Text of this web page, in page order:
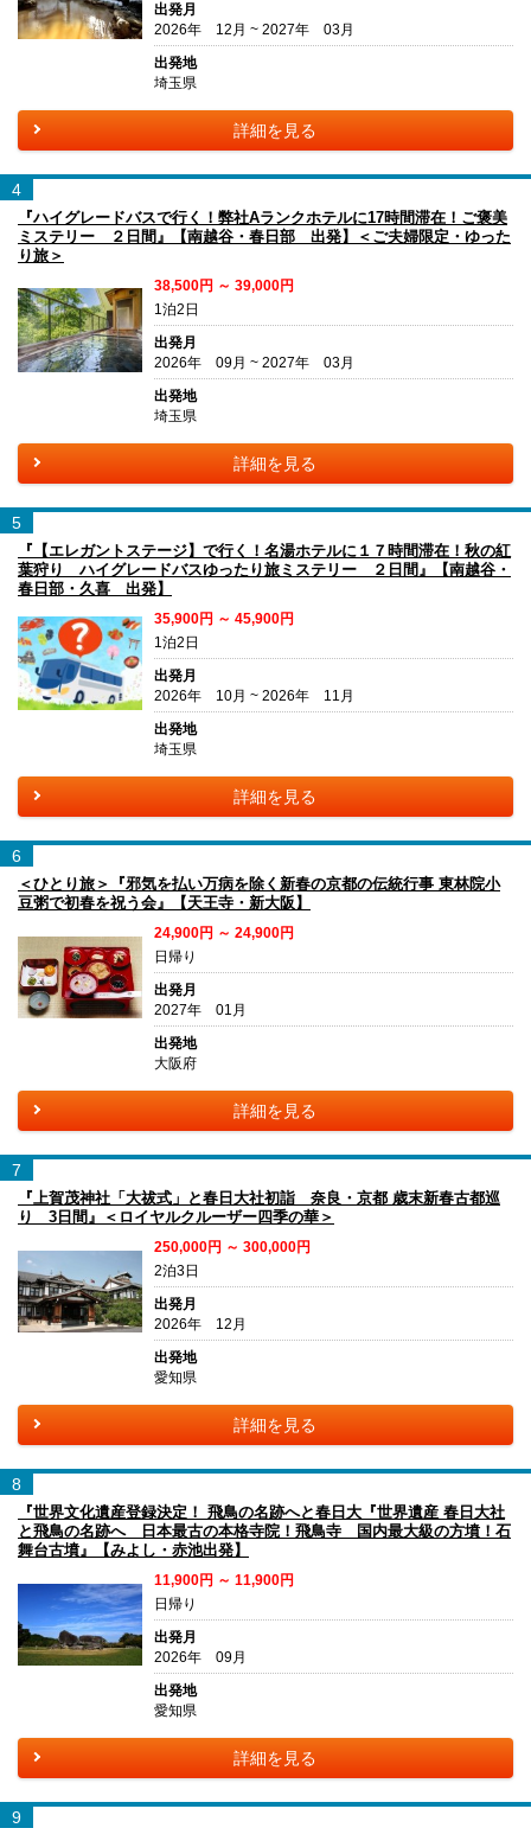
出発月
2026年 12月 ~ 2027年 03月
出発地
埼玉県
詳細を見る
4
『ハイグレードバスで行く！弊社Aランクホテルに17時間滞在！ご褒美
ミステリー ２日間』【南越谷・春日部 出発】＜ご夫婦限定・ゆった
り旅＞
38,500円 ～ 39,000円
1泊2日
出発月
2026年 09月 ~ 2027年 03月
出発地
埼玉県
詳細を見る
5
『【エレガントステージ】で行く！名湯ホテルに１７時間滞在！秋の紅
葉狩り ハイグレードバスゆったり旅ミステリー ２日間』【南越谷・
春日部・久喜 出発】
35,900円 ～ 45,900円
1泊2日
出発月
2026年 10月 ~ 2026年 11月
出発地
埼玉県
詳細を見る
6
＜ひとり旅＞『邪気を払い万病を除く新春の京都の伝統行事 東林院小
豆粥で初春を祝う会』【天王寺・新大阪】
24,900円 ～ 24,900円
日帰り
出発月
2027年 01月
出発地
大阪府
詳細を見る
7
『上賀茂神社「大祓式」と春日大社初詣 奈良・京都 歳末新春古都巡
り 3日間』＜ロイヤルクルーザー四季の華＞
250,000円 ～ 300,000円
2泊3日
出発月
2026年 12月
出発地
愛知県
詳細を見る
8
『世界文化遺産登録決定！ 飛鳥の名跡へと春日大『世界遺産 春日大社
と飛鳥の名跡へ 日本最古の本格寺院！飛鳥寺 国内最大級の方墳！石
舞台古墳』【みよし・赤池出発】
11,900円 ～ 11,900円
日帰り
出発月
2026年 09月
出発地
愛知県
詳細を見る
9